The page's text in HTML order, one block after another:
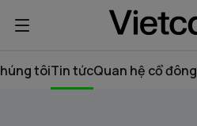
tôiTin tứcQuan hệ cổ đông